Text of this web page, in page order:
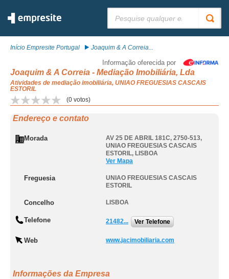
Início Empresite Portugal Joaquim & A Correia...
Informação oferecida por
Joaquim & A Correia - Mediação Imobiliária, Lda
Atividades de mediação imobiliária, UNIAO FREGUESIAS CASCAIS
ESTORIL
(0 votos)
Endereço e contato
Morada AV 25 DE ABRIL 181C, 2750-513,
UNIAO FREGUESIAS CASCAIS
ESTORIL, LISBOA
Ver Mapa
Freguesia
UNIAO FREGUESIAS CASCAIS
ESTORIL
Concelho LISBOA
Telefone 21482... Ver Telefone
Web www.jacimobiliaria.com
Informações da Empresa